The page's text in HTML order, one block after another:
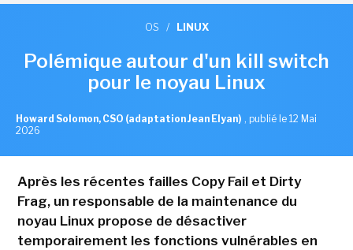
OS / LINUX
Polémique autour d'un kill switch
pour le noyau Linux
Howard Solomon, CSO (adaptation Jean Elyan) , publié le 12 Mai
2026
Après les récentes failles Copy Fail et Dirty
Frag, un responsable de la maintenance du
noyau Linux propose de désactiver
temporairement les fonctions vulnérables en